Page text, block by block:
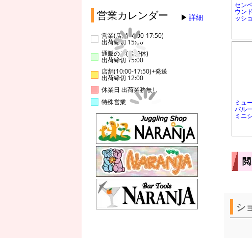
営業カレンダー 詳細
営業(店舗14:00-17:50)
出荷締切 15:00
通販のみ(店舗休)
出荷締切 15:00
店舗(10:00-17:50)+発送
出荷締切 12:00
休業日 出荷業務無し
特殊営業
セン
ウン
ッシ
ミュ
バル
ミニ
シ